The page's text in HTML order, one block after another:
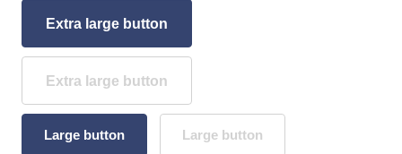
Extra large button
Extra large button
Large button Large button